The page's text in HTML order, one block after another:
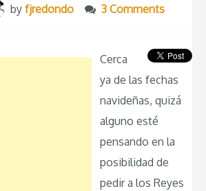
by fjredondo 3 Comments
Cerca
ya de las fechas
navideñas, quizá
alguno esté
pensando en la
posibilidad de
pedir a los Reyes